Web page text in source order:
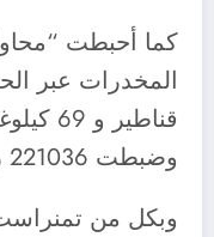
كما أحبطت
وضبطت 221036 رصا مهلوسا”.
وبكل من